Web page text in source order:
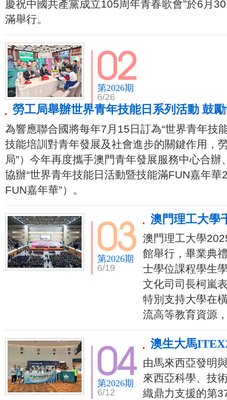
慶祝中國共產黨成立105周年青春歌會”於6月
滿舉行。
第2026期
6/26
勞工局舉辦世界青年技能日系列活動 鼓
為響應聯合國將每年7月15日訂為“世界青年技
技能培訓對青年發展及社會進步的關鍵作用，
局”）今年再度攜手澳門青年發展服務中心合
協辦“世界青年技能日活動暨技能滿FUN嘉年華
FUN嘉年華”）。
第2026期
6/19
澳門理工大學
澳門理工大學
館舉行，畢業典
士學位課程學生
文化司司長柯嵐
特別支持大學在
流高等教育資源
第2026期
6/12
澳生大馬
由馬來西亞發明
來西亞科學、技
織鼎力支援的第